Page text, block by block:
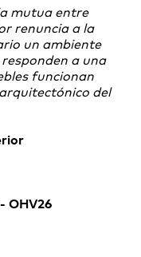
mutua entre
renuncia a la
un ambiente
a una
funcionan
del